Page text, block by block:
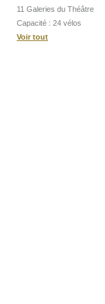
11 Galeries du Théâtre
Capacité : 24 vélos
Voir tout